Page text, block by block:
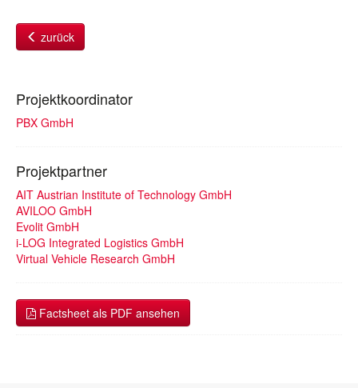
zurück
Projektkoordinator
PBX GmbH
Projektpartner
AIT Austrian Institute of Technology GmbH
AVILOO GmbH
Evolit GmbH
i-LOG Integrated Logistics GmbH
Virtual Vehicle Research GmbH
Factsheet als PDF ansehen